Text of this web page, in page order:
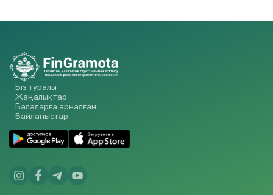
Біз туралы
Жаңалықтар
Балаларға арналған
Байланыстар